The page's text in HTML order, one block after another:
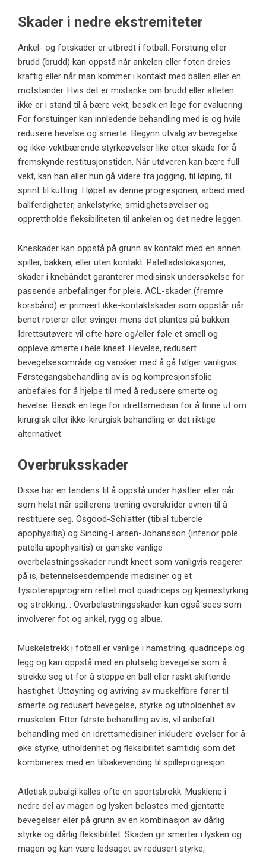
Skader i nedre ekstremiteter
Ankel- og fotskader er utbredt i fotball. Forstuing eller
brudd (brudd) kan oppstå når ankelen eller foten dreies
kraftig eller når man kommer i kontakt med ballen eller en
motstander. Hvis det er mistanke om brudd eller atleten
ikke er i stand til å bære vekt, besøk en lege for evaluering.
For forstuinger kan innledende behandling med is og hvile
redusere hevelse og smerte. Begynn utvalg av bevegelse
og ikke-vektbærende styrkeøvelser like etter skade for å
fremskynde restitusjonstiden. Når utøveren kan bære full
vekt, kan han eller hun gå videre fra jogging, til løping, til
sprint til kutting. I løpet av denne progresjonen, arbeid med
ballferdigheter, ankelstyrke, smidighetsøvelser og
opprettholde fleksibiliteten til ankelen og det nedre leggen.
Kneskader kan oppstå på grunn av kontakt med en annen
spiller, bakken, eller uten kontakt. Patelladislokasjoner,
skader i knebåndet garanterer medisinsk undersøkelse for
passende anbefalinger for pleie. ACL-skader (fremre
korsbånd) er primært ikke-kontaktskader som oppstår når
benet roterer eller svinger mens det plantes på bakken.
Idrettsutøvere vil ofte høre og/eller føle et smell og
oppleve smerte i hele kneet. Hevelse, redusert
bevegelsesområde og vansker med å gå følger vanligvis.
Førstegangsbehandling av is og kompresjonsfolie
anbefales for å hjelpe til med å redusere smerte og
hevelse. Besøk en lege for idrettsmedisin for å finne ut om
kirurgisk eller ikke-kirurgisk behandling er det riktige
alternativet.
Overbruksskader
Disse har en tendens til å oppstå under høstleir eller når
som helst når spillerens trening overskrider evnen til å
restituere seg. Osgood-Schlatter (tibial tubercle
apophysitis) og Sinding-Larsen-Johansson (inferior pole
patella apophysitis) er ganske vanlige
overbelastningsskader rundt kneet som vanligvis reagerer
på is, betennelsesdempende medisiner og et
fysioterapiprogram rettet mot quadriceps og kjernestyrking
og strekking. . Overbelastningsskader kan også sees som
involverer fot og ankel, rygg og albue.
Muskelstrekk i fotball er vanlige i hamstring, quadriceps og
legg og kan oppstå med en plutselig bevegelse som å
strekke seg ut for å stoppe en ball eller raskt skiftende
hastighet. Uttøyning og avriving av muskelfibre fører til
smerte og redusert bevegelse, styrke og utholdenhet av
muskelen. Etter første behandling av is, vil anbefalt
behandling med en idrettsmedisiner inkludere øvelser for å
øke styrke, utholdenhet og fleksibilitet samtidig som det
kombineres med en tilbakevending til spilleprogresjon.
Atletisk pubalgi kalles ofte en sportsbrokk. Musklene i
nedre del av magen og lysken belastes med gjentatte
bevegelser eller på grunn av en kombinasjon av dårlig
styrke og dårlig fleksibilitet. Skaden gir smerter i lysken og
magen og kan være ledsaget av redusert styrke,